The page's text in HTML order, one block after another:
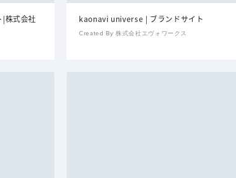
|株式会社
kaonavi universe | ブランドサイト
Created By 株式会社エヴォワークス